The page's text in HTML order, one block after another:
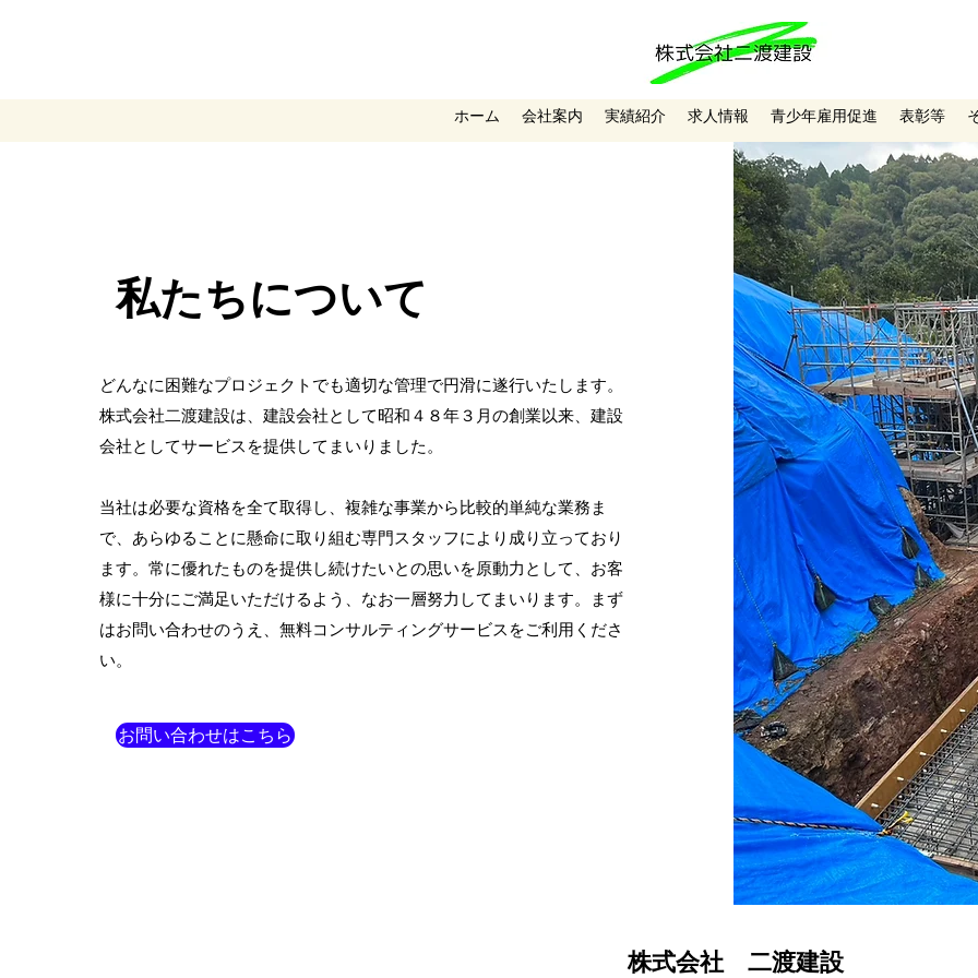
ホーム 会社案内 実績紹介 求人情報 青少年雇用促進 表彰等
私たちについて
どんなに困難なプロジェクトでも適切な管理で円滑に遂行いたします。
株式会社二渡建設は、建設会社として昭和４８年３月の創業以来、建設
会社としてサービスを提供してまいりました。
当社は必要な資格を全て取得し、複雑な事業から比較的単純な業務ま
で、あらゆることに懸命に取り組む専門スタッフにより成り立っており
ます。常に優れたものを提供し続けたいとの思いを原動力として、お客
様に十分にご満足いただけるよう、なお一層努力してまいります。まず
はお問い合わせのうえ、無料コンサルティングサービスをご利用くださ
い。
お問い合わせはこちら
株式会社 二渡建設